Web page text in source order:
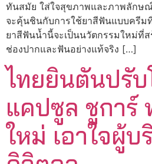
ทันสมัย ใส่ใจสุขภาพและภาพลักษณ์
จะคุ้นชินกับการใช้ยาสีฟันแบบครีม
ยาสีฟันน้ำนี้จะเป็นนวัตกรรมใหม่ที่
ช่องปากและฟันอย่างแท้จริง […]
ไทยยินตันปรั
แคปซูล ชูการ์
ใหม่ เอาใจผู้บ